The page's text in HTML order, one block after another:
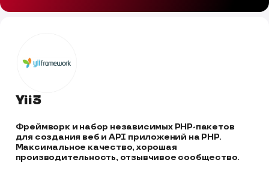
Yii3
Фреймворк и набор независимых PHP-пакетов
для создания веб и API приложений на PHP.
Максимальное качество, хорошая
производительность, отзывчивое сообщество.